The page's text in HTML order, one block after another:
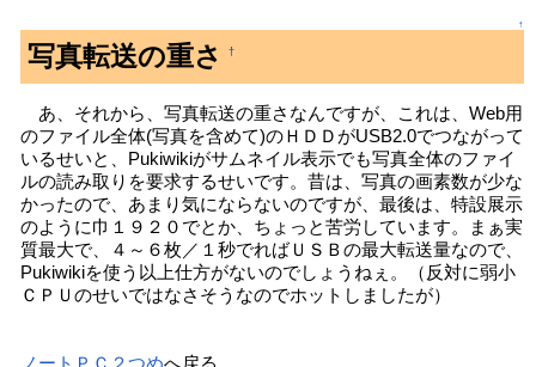
↑
写真転送の重さ †
あ、それから、写真転送の重さなんですが、これは、Web用
のファイル全体(写真を含めて)のＨＤＤがUSB2.0でつながって
いるせいと、Pukiwikiがサムネイル表示でも写真全体のファイ
ルの読み取りを要求するせいです。昔は、写真の画素数が少な
かったので、あまり気にならないのですが、最後は、特設展示
のように巾１９２０でとか、ちょっと苦労しています。まぁ実
質最大で、４～６枚／１秒でればＵＳＢの最大転送量なので、
Pukiwikiを使う以上仕方がないのでしょうねぇ。（反対に弱小
ＣＰＵのせいではなさそうなのでホットしましたが）
ノートＰＣ２つめへ戻る。